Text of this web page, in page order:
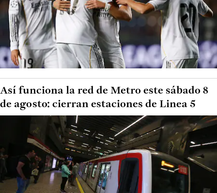
Así funciona la red de Metro este sábado 8
de agosto: cierran estaciones de Linea 5